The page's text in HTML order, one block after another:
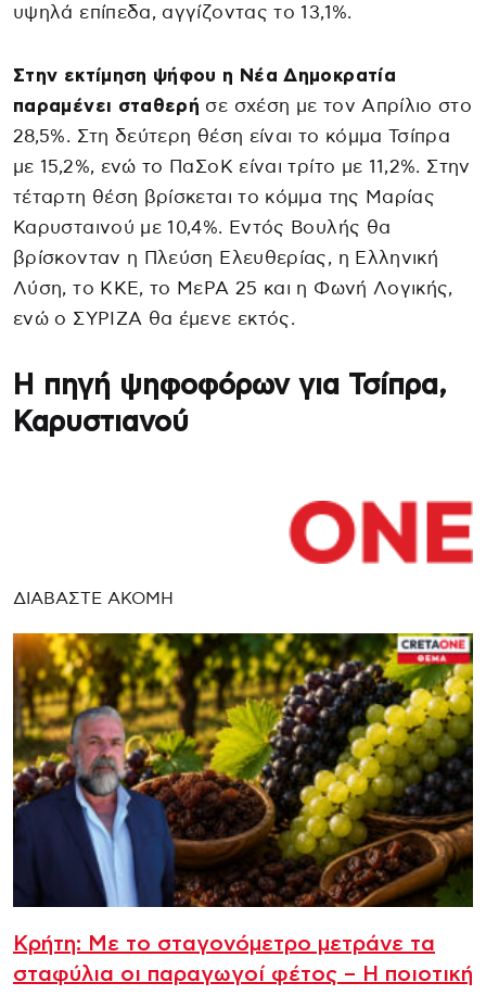
υψηλά επίπεδα, αγγίζοντας το 13,1%.
Στην εκτίμηση ψήφου η Νέα Δημοκρατία
παραμένει σταθερή σε σχέση με τον Απρίλιο στο
28,5%. Στη δεύτερη θέση είναι το κόμμα Τσίπρα
με 15,2%, ενώ το ΠαΣοΚ είναι τρίτο με 11,2%. Στην
τέταρτη θέση βρίσκεται το κόμμα της Μαρίας
Καρυσταινού με 10,4%. Εντός Βουλής θα
βρίσκονταν η Πλεύση Ελευθερίας, η Ελληνική
Λύση, το ΚΚΕ, το ΜεΡΑ 25 και η Φωνή Λογικής,
ενώ ο ΣΥΡΙΖΑ θα έμενε εκτός.
Η πηγή ψηφοφόρων για Τσίπρα,
Καρυστιανού
ΔΙΑΒΑΣΤΕ ΑΚΟΜΗ
Κρήτη: Με το σταγονόμετρο μετράνε τα
σταφύλια οι παραγωγοί φέτος – Η ποιοτική